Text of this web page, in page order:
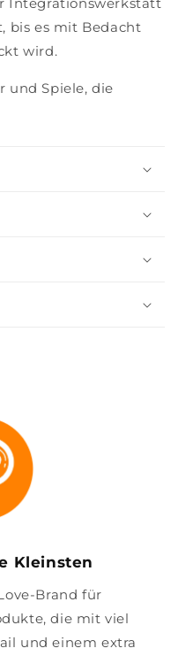
bis es mit Bedacht
wird.
und Spiele, die
Kleinsten
Brand für
die mit viel
und einem extra